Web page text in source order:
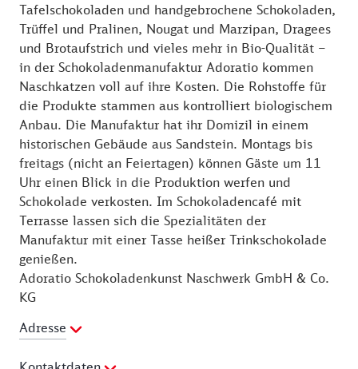
Tafelschokoladen und handgebrochene Schokoladen,
Trüffel und Pralinen, Nougat und Marzipan, Dragees
und Brotaufstrich und vieles mehr in Bio-Qualität –
in der Schokoladenmanufaktur Adoratio kommen
Naschkatzen voll auf ihre Kosten. Die Rohstoffe für
die Produkte stammen aus kontrolliert biologischem
Anbau. Die Manufaktur hat ihr Domizil in einem
historischen Gebäude aus Sandstein. Montags bis
freitags (nicht an Feiertagen) können Gäste um 11
Uhr einen Blick in die Produktion werfen und
Schokolade verkosten. Im Schokoladencafé mit
Terrasse lassen sich die Spezialitäten der
Manufaktur mit einer Tasse heißer Trinkschokolade
genießen.
Adoratio Schokoladenkunst Naschwerk GmbH & Co.
KG
Adresse